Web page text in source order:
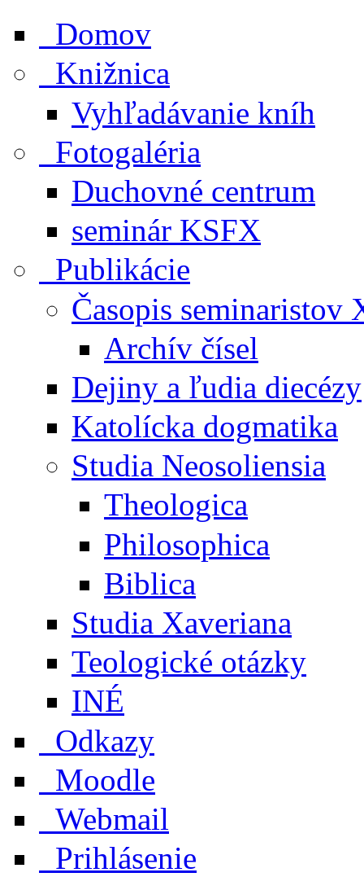
Domov
Knižnica
Vyhľadávanie kníh
Fotogaléria
Duchovné centrum
seminár KSFX
Publikácie
Časopis seminaristov
Archív čísel
Dejiny a ľudia diecézy
Katolícka dogmatika
Studia Neosoliensia
Theologica
Philosophica
Biblica
Studia Xaveriana
Teologické otázky
INÉ
Odkazy
Moodle
Webmail
Prihlásenie